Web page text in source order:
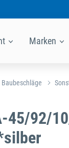
Marken
Baubeschläge
45/92/